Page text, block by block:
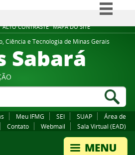
ALTO CONTRASTE MAPA DO SITE
Simplifique!
Comunica BR
Participe
Legislação
Ciência e Tecnologia de Minas Gerais
Sabará
Meu IFMG SEI SUAP
Área de
Contato Webmail Sala Virtual (EAD)